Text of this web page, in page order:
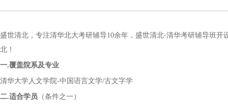
盛世清北，专注清华北大考研辅导10余年，盛世清北-清华考研辅导班开
北！
一.覆盖院系及专业
清华大学人文学院-中国语言文学/古文字学
二.适合学员 （条件之一）